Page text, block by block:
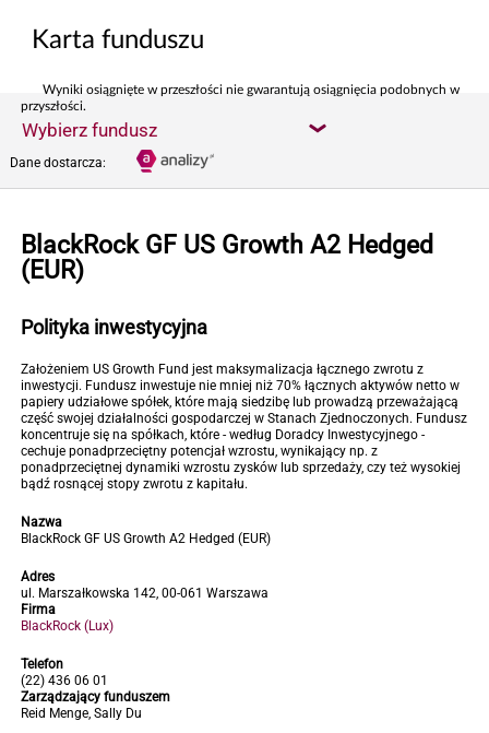
Karta funduszu
Wyniki osiągnięte w przeszłości nie gwarantują osiągnięcia podobnych w
przyszłości.
Wybierz fundusz
Dane dostarcza:
BlackRock GF US Growth A2 Hedged
(EUR)
Polityka inwestycyjna
Założeniem US Growth Fund jest maksymalizacja łącznego zwrotu z
inwestycji. Fundusz inwestuje nie mniej niż 70% łącznych aktywów netto w
papiery udziałowe spółek, które mają siedzibę lub prowadzą przeważającą
część swojej działalności gospodarczej w Stanach Zjednoczonych. Fundusz
koncentruje się na spółkach, które - według Doradcy Inwestycyjnego -
cechuje ponadprzeciętny potencjał wzrostu, wynikający np. z
ponadprzeciętnej dynamiki wzrostu zysków lub sprzedaży, czy też wysokiej
bądź rosnącej stopy zwrotu z kapitału.
Nazwa
BlackRock GF US Growth A2 Hedged (EUR)
Adres
ul. Marszałkowska 142, 00-061 Warszawa
Firma
BlackRock (Lux)
Telefon
(22) 436 06 01
Zarządzający funduszem
Reid Menge, Sally Du